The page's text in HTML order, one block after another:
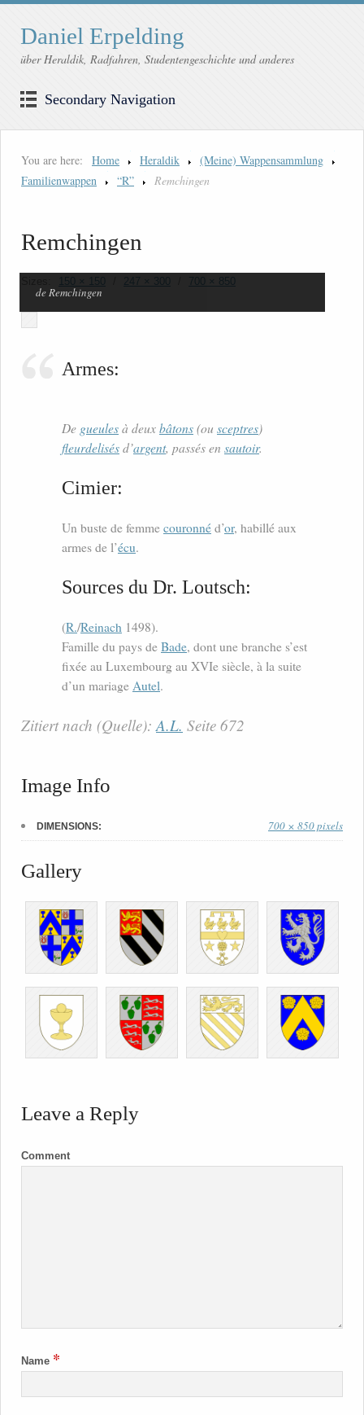
Daniel Erpelding
über Heraldik, Radfahren, Studentengeschichte und anderes
Secondary Navigation
You are here: Home Heraldik
(Meine) Wappensammlung
Familienwappen
“R” Remchingen
Remchingen
150 × 150 247 × 300 700 × 850
de Remchingen
Armes:
De gueulesà deuxbâtons(ou sceptres)
fleurdelisésd’argent, passés en sautoir.
Cimier:
Un buste de femme couronné d’or, habillé aux
armes de l’écu.
Sources du Dr. Loutsch:
(R./Reinach 1498).
Famille du pays de Bade, dont une branche s’est
fixée au Luxembourg au XVIe siècle, à la suite
d’un mariage Autel.
Zitiert nach (Quelle):A.L. Seite 672
Image Info
DIMENSIONS: 700 × 850 pixels
Gallery
Leave a Reply
Comment
Name *